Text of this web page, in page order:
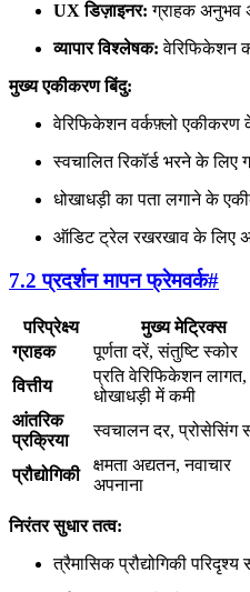
UX डिज़ाइनर: ग्राहक
व्यापार विश्लेषक: वेरिफिकेशन
मुख्य एकीकरण बिंदु:
वेरिफिकेशन वर्कफ़्लो एकीकरण
स्वचालित रिकॉर्ड भरने के लिए
धोखाधड़ी का पता लगाने के
ऑडिट ट्रेल रखरखाव के लिए
7.2 प्रदर्शन मापन फ्रेमवर्क#
परिप्रेक्ष्य मुख्य मेट्रिक्स
ग्राहक
पूर्णता दरें, संतुष्टि स्कोर
वित्तीय
प्रति वेरिफिकेशन लागत,
धोखाधड़ी में कमी
आंतरिक
प्रक्रिया
स्वचालन दर, प्रोसेसिंग
प्रौद्योगिकी
क्षमता अद्यतन, नवाचार
अपनाना
निरंतर सुधार तत्व:
त्रैमासिक प्रौद्योगिकी परिदृश्य